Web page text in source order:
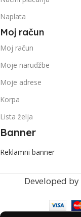
Naplata
Moj račun
Moj račun
Moje narudžbe
Moje adrese
Korpa
Lista želja
Banner
Reklamni banner
Developed by